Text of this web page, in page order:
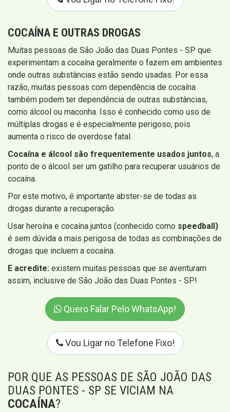
COCAÍNA E OUTRAS DROGAS
Muitas pessoas de São João das Duas Pontes - SP que
experimentam a cocaína geralmente o fazem em ambientes
onde outras substâncias estão sendo usadas. Por essa
razão, muitas pessoas com dependência de cocaína
também podem ter dependência de outras substâncias,
como álcool ou maconha. Isso é conhecido como uso de
múltiplas drogas e é especialmente perigoso, pois
aumenta o risco de overdose fatal.
Cocaína e álcool são frequentemente usados ​​juntos, a
ponto de o álcool ser um gatilho para recuperar usuários de
cocaína.
Por este motivo, é importante abster-se de todas as
drogas durante a recuperação.
Usar heroína e cocaína juntos (conhecido como speedball)
é sem dúvida a mais perigosa de todas as combinações de
drogas que incluem a cocaína.
E acredite: existem muitas pessoas que se aventuram
assim, inclusive de São João das Duas Pontes - SP!
Quero Falar Pelo WhatsApp!
Vou Ligar no Telefone Fixo!
POR QUE AS PESSOAS DE SÃO JOÃO DAS
DUAS PONTES - SP SE VICIAM NA
COCAÍNA?